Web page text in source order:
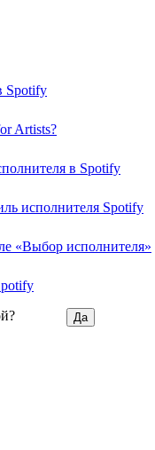
Spotify
Artists?
в Spotify
исполнителя Spotify
«Выбор исполнителя»
Да